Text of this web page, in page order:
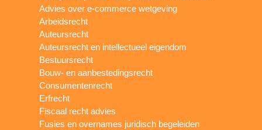
Advies over e-commerce wetgeving
Arbeidsrecht
Auteursrecht
Auteursrecht en intellectueel eigendom
Bestuursrecht
Bouw- en aanbestedingsrecht
Consumentenrecht
Erfrecht
Fiscaal recht advies
Fusies en overnames juridisch begeleiden